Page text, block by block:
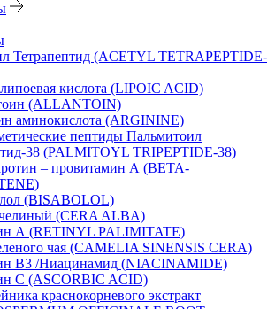
Тетрапептид (ACETYL TETRAPEPTIDE-
кислота (LIPOIC ACID)
(ALLANTOIN)
аминокислота (ARGININE)
пептиды Пальмитоил
38 (PALMITOYL TRIPEPTIDE-38)
– провитамин А (BETA-
(BISABOLOL)
(CERA ALBA)
А (RETINYL PALIMITATE)
чая (CAMELIA SINENSIS CERA)
B3 /Ниацинамид (NIACINAMIDE)
C (ASCORBIC ACID)
краснокорневого экстракт